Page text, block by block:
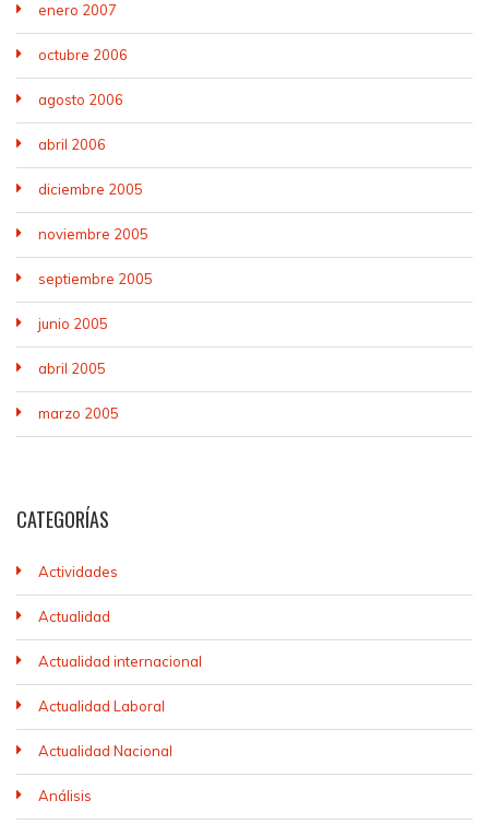
enero 2007
octubre 2006
agosto 2006
abril 2006
diciembre 2005
noviembre 2005
septiembre 2005
junio 2005
abril 2005
marzo 2005
CATEGORÍAS
Actividades
Actualidad
Actualidad internacional
Actualidad Laboral
Actualidad Nacional
Análisis